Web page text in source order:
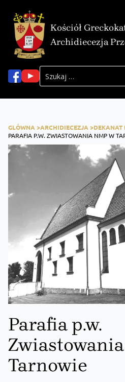
Kościół
Archidiecezja
GLÓWNA >ARCHIDIECEZJA >DEKANAT
PARAFIA P.W. ZWIASTOWANIA NMP W
Parafia p.w.
Tarnowie